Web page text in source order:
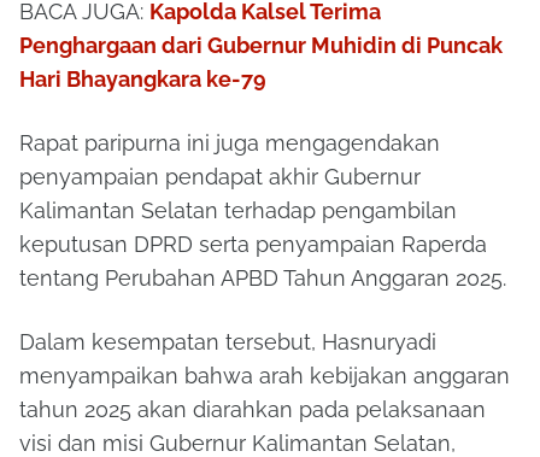
BACA JUGA: Kapolda Kalsel Terima
Penghargaan dari Gubernur Muhidin di Puncak
Hari Bhayangkara ke-79
Rapat paripurna ini juga mengagendakan
penyampaian pendapat akhir Gubernur
Kalimantan Selatan terhadap pengambilan
keputusan DPRD serta penyampaian Raperda
tentang Perubahan APBD Tahun Anggaran 2025.
Dalam kesempatan tersebut, Hasnuryadi
menyampaikan bahwa arah kebijakan anggaran
tahun 2025 akan diarahkan pada pelaksanaan
visi dan misi Gubernur Kalimantan Selatan,